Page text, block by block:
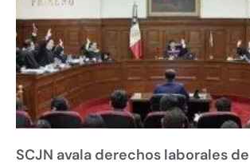
SCJN avala derechos laborales de